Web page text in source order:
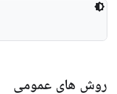
روش های عمومی